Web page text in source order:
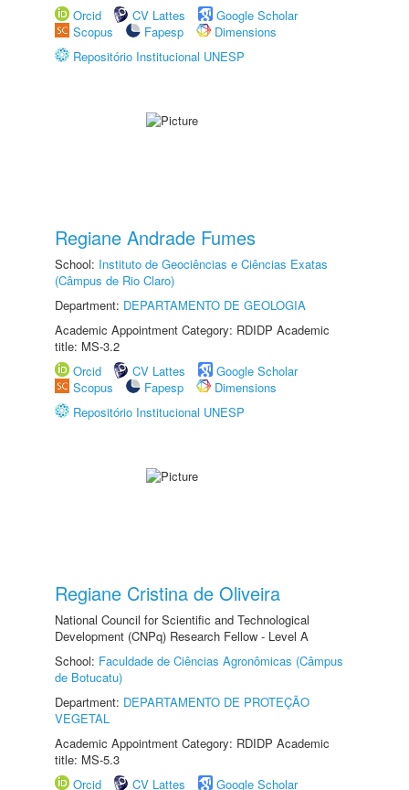
Orcid
CV Lattes
Google Scholar
Scopus
Fapesp
Dimensions
Repositório Institucional UNESP
Regiane Andrade Fumes
School: Instituto de Geociências e Ciências Exatas
(Câmpus de Rio Claro)
Department: DEPARTAMENTO DE GEOLOGIA
Academic Appointment Category: RDIDP Academic
title: MS-3.2
Orcid
CV Lattes
Google Scholar
Scopus
Fapesp
Dimensions
Repositório Institucional UNESP
Regiane Cristina de Oliveira
National Council for Scientific and Technological
Development (CNPq) Research Fellow - Level A
School: Faculdade de Ciências Agronômicas (Câmpus
de Botucatu)
Department: DEPARTAMENTO DE PROTEÇÃO
VEGETAL
Academic Appointment Category: RDIDP Academic
title: MS-5.3
Orcid
CV Lattes Google Scholar